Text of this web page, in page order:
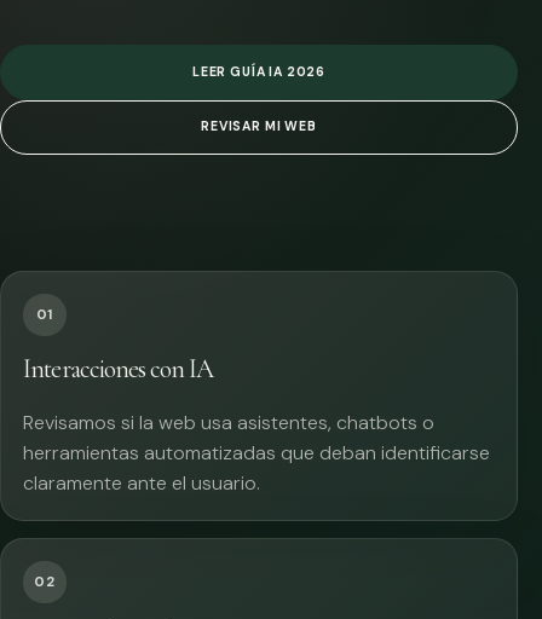
LEER GUÍA IA 2026
REVISAR MI WEB
01
Interacciones con IA
Revisamos si la web usa asistentes, chatbots o
herramientas automatizadas que deban identificarse
claramente ante el usuario.
02